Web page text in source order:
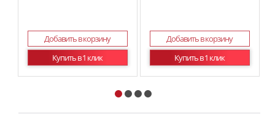
Добавить в корзину
Купить в 1 клик
Добавить в корзину
Купить в 1 клик